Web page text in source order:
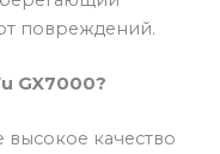
повреждений.
GX7000?
высокое качество